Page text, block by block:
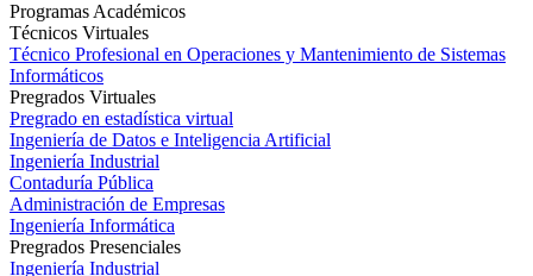
Programas Académicos
Técnicos Virtuales
Técnico Profesional en Operaciones y Mantenimiento de Sistemas
Informáticos
Pregrados Virtuales
Pregrado en estadística virtual
Ingeniería de Datos e Inteligencia Artificial
Ingeniería Industrial
Contaduría Pública
Administración de Empresas
Ingeniería Informática
Pregrados Presenciales
Ingeniería Industrial